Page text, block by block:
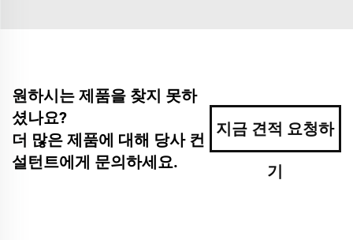
원하시는 제품을 찾지 못하
셨나요?
더 많은 제품에 대해 당사 컨
설턴트에게 문의하세요.
지금 견적 요청하
기